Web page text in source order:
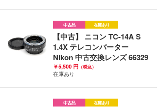
中古品 在庫あり
【中古】 ニコン TC-14A S
1.4X テレコンバーター
Nikon 中古交換レンズ 66329
￥5,500 円 （税込）
在庫あり
中古品 在庫あり